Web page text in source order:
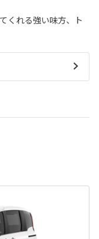
くれる強い味方、ト